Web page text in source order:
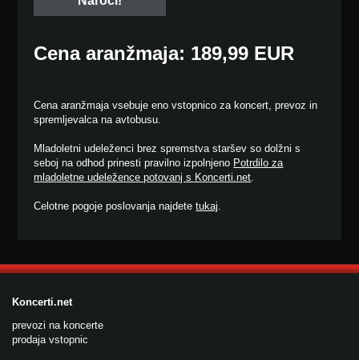
Cena aranžmaja: 189,99 EUR
Cena aranžmaja vsebuje eno vstopnico za koncert, prevoz in
spremljevalca na avtobusu.
Mladoletni udeleženci brez spremstva staršev so dolžni s
seboj na odhod prinesti pravilno izpolnjeno Potrdilo za
mladoletne udeležence potovanj s Koncerti.net.
Celotne pogoje poslovanja najdetetukaj.
Koncerti.net
prevozi na koncerte
prodaja vstopnic